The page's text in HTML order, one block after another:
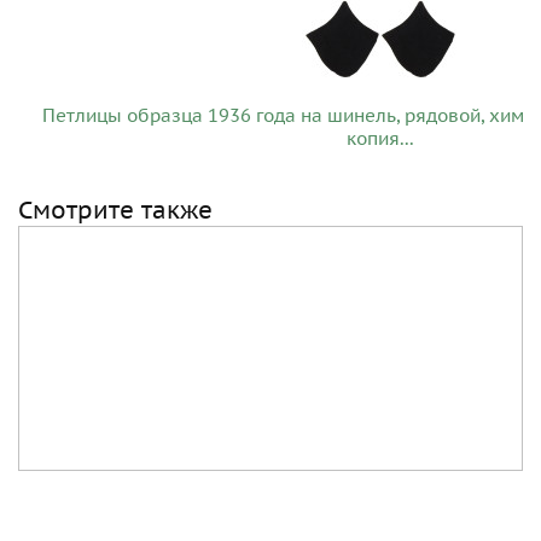
Петлицы образца 1936 года на шинель, рядовой,
копия...
Смотрите также